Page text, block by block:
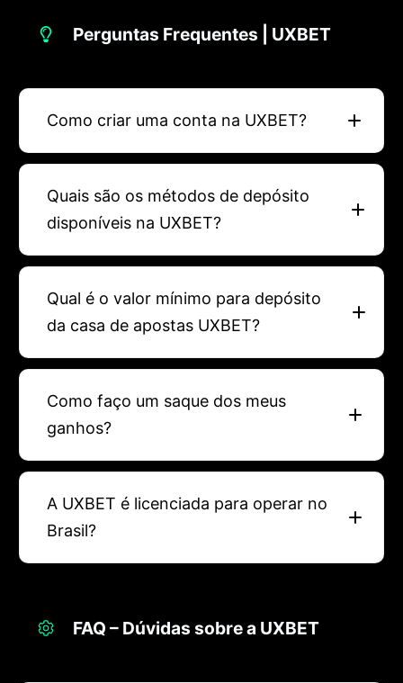
Perguntas Frequentes | UXBET
Como criar uma conta na UXBET?
Quais são os métodos de depósito
disponíveis na UXBET?
Qual é o valor mínimo para depósito
da casa de apostas UXBET?
Como faço um saque dos meus
ganhos?
A UXBET é licenciada para operar no
Brasil?
FAQ – Dúvidas sobre a UXBET